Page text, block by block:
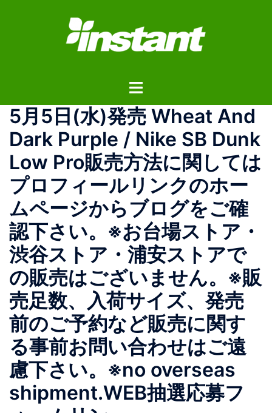
ス
ト
ル
メ
ニ
ュ
ー
5月5日(水)発売 Wheat And
Dark Purple / Nike SB Dunk
Low Pro 販売方法に関しては
プロフィールリンクのホー
ムページからブログをご確
認下さい。 ※お台場ストア・
渋谷ストア・浦安ストアで
の販売はございません。 ※販
売足数、入荷サイズ、発売
前のご予約など販売に関す
る事前お問い合わせはご遠
慮下さい。 ※no overseas
shipment. WEB抽選応募フ